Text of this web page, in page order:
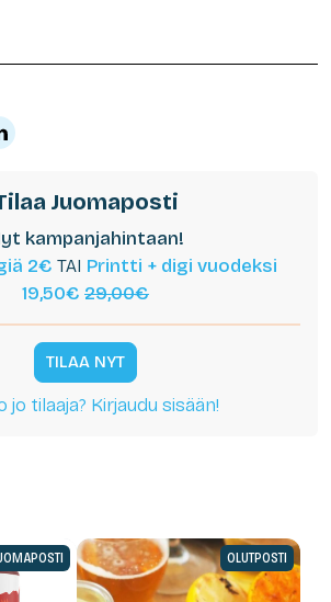
Juomaposti
kampanjahintaan!
2€ TAI Printti + digi vuodeksi
19,50€ 29,00€
TILAA NYT
jo tilaaja? Kirjaudu sisään!
OLUTPOSTI